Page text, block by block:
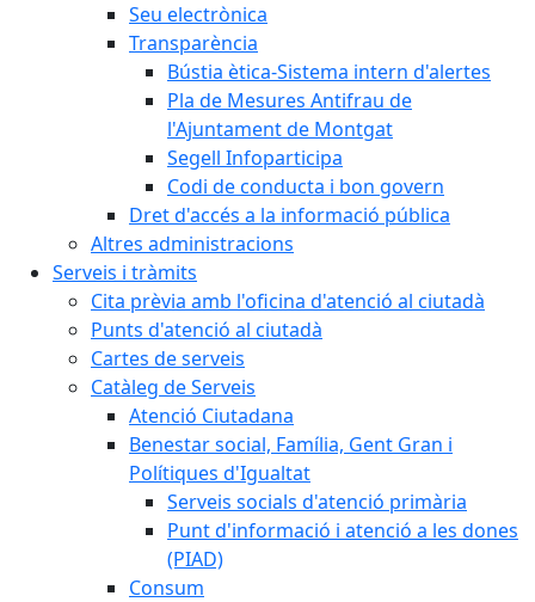
Seu electrònica
Transparència
Bústia ètica-Sistema intern d'alertes
Pla de Mesures Antifrau de
l'Ajuntament de Montgat
Segell Infoparticipa
Codi de conducta i bon govern
Dret d'accés a la informació pública
Altres administracions
Serveis i tràmits
Cita prèvia amb l'oficina d'atenció al ciutadà
Punts d'atenció al ciutadà
Cartes de serveis
Catàleg de Serveis
Atenció Ciutadana
Benestar social, Família, Gent Gran i
Polítiques d'Igualtat
Serveis socials d'atenció primària
Punt d'informació i atenció a les dones
(PIAD)
Consum